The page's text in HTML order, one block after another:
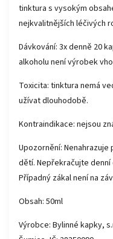
tinktura s vysokým
nejkvalitnějších léčivých
Dávkování: 3x denně 20
alkoholu není výrobek
Toxicita: tinktura nemá
užívat dlouhodobě.
Kontraindikace: nejsou
Upozornění:
dětí. Nepřekračujte denní
Případný zákal není na
Obsah: 50ml
Výrobce: Bylinné kapky,